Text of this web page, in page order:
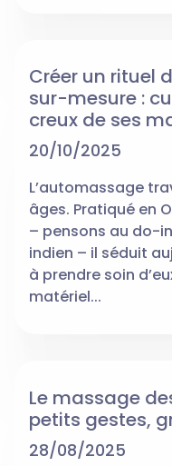
Créer un rituel
sur-mesure :
creux de ses
20/10/2025
L’automassage
âges. Pratiqué en
– pensons au do-
indien – il séduit
à prendre soin
matériel...
Le massage
petits gestes,
28/08/2025